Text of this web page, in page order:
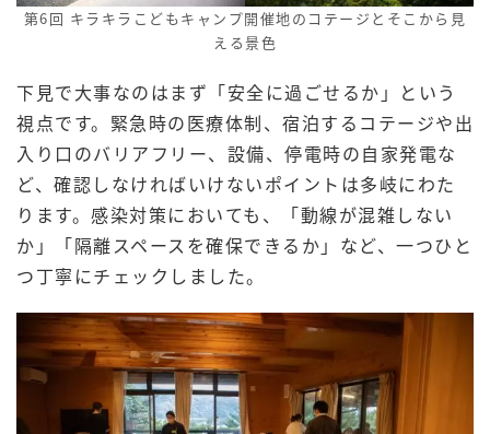
第6回 キラキラこどもキャンプ開催地のコテージとそこから見
える景色
下見で大事なのはまず「安全に過ごせるか」という
視点です。緊急時の医療体制、宿泊するコテージや出
入り口のバリアフリー、設備、停電時の自家発電な
ど、確認しなければいけないポイントは多岐にわた
ります。感染対策においても、「動線が混雑しない
か」「隔離スペースを確保できるか」など、一つひと
つ丁寧にチェックしました。